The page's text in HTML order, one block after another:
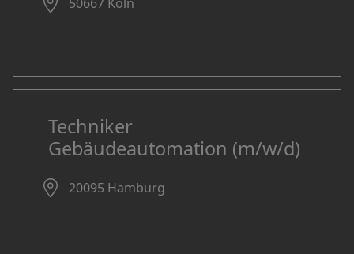
Techniker
Gebäudeautomation (m/w/d)
20095 Hamburg